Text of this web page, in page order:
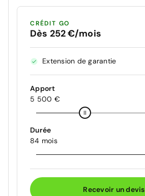
CRÉDIT GO
Dès 252 €/mois
Extension de garantie
Apport
5 500 €
Durée
84 mois
Recevoir un devis